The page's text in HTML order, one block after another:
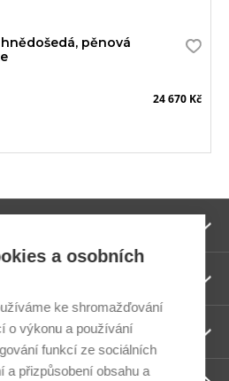
pěnová
24 670 Kč
a osobních
ke shromažďování
o výkonu a používání
funkcí ze sociálních
a přizpůsobení obsahu a